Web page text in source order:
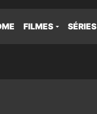
FILMES SÉRIES